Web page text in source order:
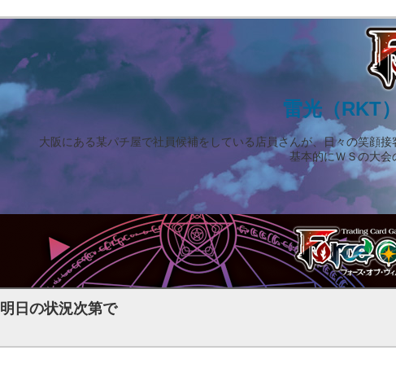
雷光（RKT
大阪にある某パチ屋で社員候補をしている店員さんが、日々の笑顔
基本的にＷＳの大
明日の状況次第で